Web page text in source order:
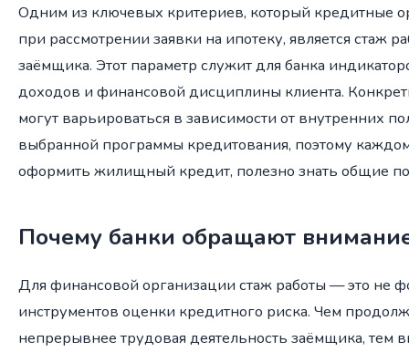
Одним из ключевых критериев, который кредитные
при рассмотрении заявки на ипотеку, является стаж
заёмщика. Этот параметр служит для банка
доходов и финансовой дисциплины клиента.
могут варьироваться в зависимости от внутренних
выбранной программы кредитования, поэтому
оформить жилищный кредит, полезно знать общие
Почему банки обращают
Для финансовой организации стаж работы — это не
инструментов оценки кредитного риска. Чем
непрерывнее трудовая деятельность заёмщика, тем